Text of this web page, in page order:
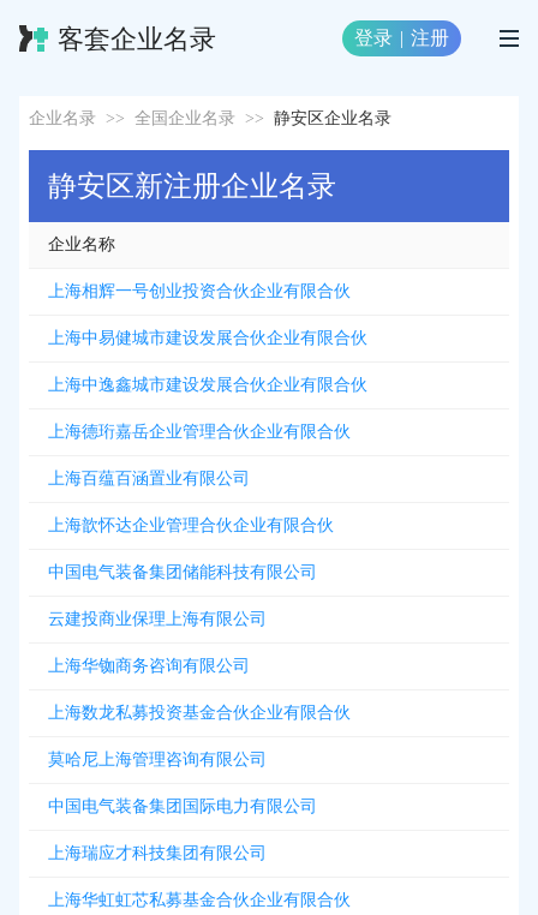
客套企业名录 登录 | 注册
企业名录 >> 全国企业名录 >> 静安区企业名录
静安区新注册企业名录
企业名称
上海相辉一号创业投资合伙企业有限合伙
上海中易健城市建设发展合伙企业有限合伙
上海中逸鑫城市建设发展合伙企业有限合伙
上海德珩嘉岳企业管理合伙企业有限合伙
上海百蕴百涵置业有限公司
上海歆怀达企业管理合伙企业有限合伙
中国电气装备集团储能科技有限公司
云建投商业保理上海有限公司
上海华铷商务咨询有限公司
上海数龙私募投资基金合伙企业有限合伙
莫哈尼上海管理咨询有限公司
中国电气装备集团国际电力有限公司
上海瑞应才科技集团有限公司
上海华虹虹芯私募基金合伙企业有限合伙